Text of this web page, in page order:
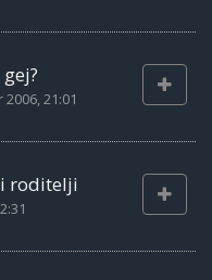
2006, 21:01
roditelji